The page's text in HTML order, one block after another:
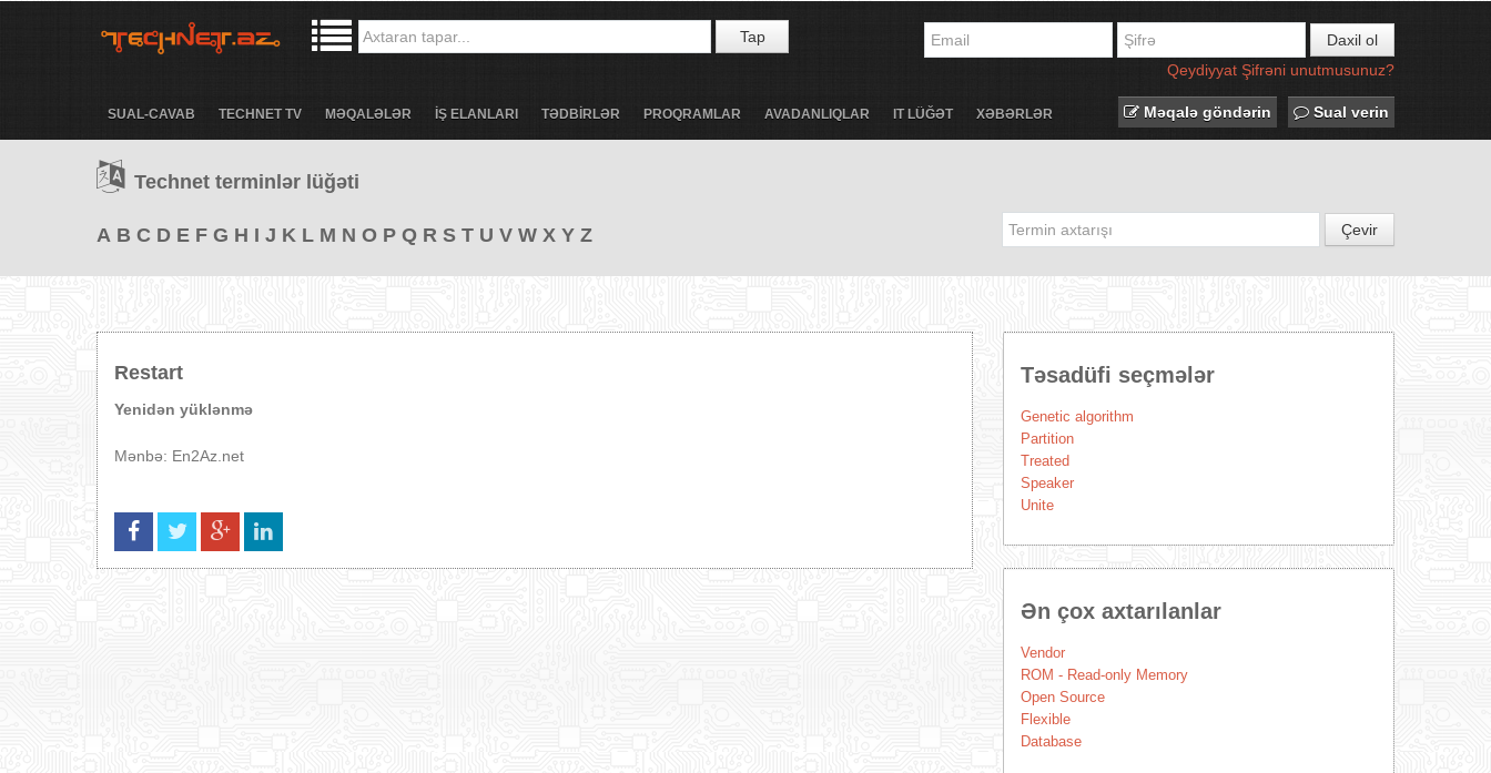
Tap
Daxil ol
Qeydiyyat Şifrəni unutmusunuz?
SUAL-CAVAB TECHNET TV MƏQALƏLƏR İŞ ELANLARI TƏDBİRLƏR PROQRAMLAR AVADANLIQLAR IT LÜĞƏT XƏBƏRLƏR Məqalə göndərin Sual verin
Technet terminlər lüğəti
A B C D E F G H I J K L M N O P Q R S T U V W X Y Z Çevir
Restart
Yenidən yüklənmə
Mənbə: En2Az.net
Təsadüfi seçmələr
Genetic algorithm
Partition
Treated
Speaker
Unite
Ən çox axtarılanlar
Vendor
ROM - Read-only Memory
Open Source
Flexible
Database